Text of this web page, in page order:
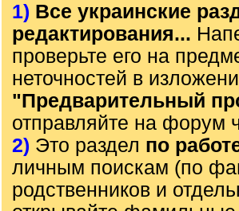
1) Все украинские
редактирования...
проверьте его на
неточностей в
"Предварительный
отправляйте на форум
2) Это раздел по
личным поискам (по
родственников и